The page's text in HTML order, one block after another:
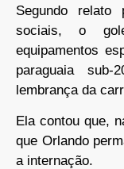
Segundo relato
sociais, o
equipamentos
paraguaia
lembrança da
Ela contou que,
que Orlando
a internação.